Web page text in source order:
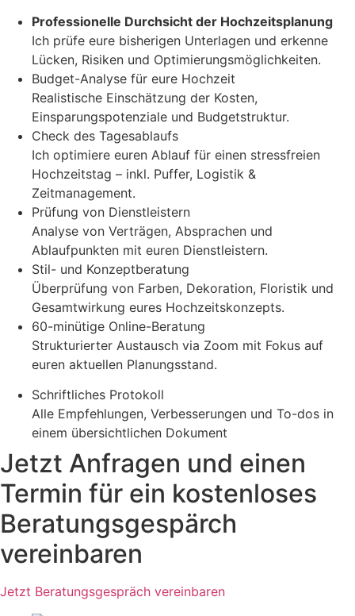
Professionelle Durchsicht der Hochzeitsplanung
Ich prüfe eure bisherigen Unterlagen und erkenne
Lücken, Risiken und Optimierungsmöglichkeiten.
Budget-Analyse für eure Hochzeit
Realistische Einschätzung der Kosten,
Einsparungspotenziale und Budgetstruktur.
Check des Tagesablaufs
Ich optimiere euren Ablauf für einen stressfreien
Hochzeitstag – inkl. Puffer, Logistik &
Zeitmanagement.
Prüfung von Dienstleistern
Analyse von Verträgen, Absprachen und
Ablaufpunkten mit euren Dienstleistern.
Stil- und Konzeptberatung
Überprüfung von Farben, Dekoration, Floristik und
Gesamtwirkung eures Hochzeitskonzepts.
60-minütige Online-Beratung
Strukturierter Austausch via Zoom mit Fokus auf
euren aktuellen Planungsstand.
Schriftliches Protokoll
Alle Empfehlungen, Verbesserungen und To-dos in
einem übersichtlichen Dokument
Jetzt Anfragen und einen
Termin für ein kostenloses
Beratungsgespärch
vereinbaren​​
Jetzt Beratungsgespräch vereinbaren